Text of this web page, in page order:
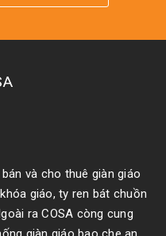
và cho thuê giàn giáo
giáo, ty ren bát chuồn
ra COSA còng cung